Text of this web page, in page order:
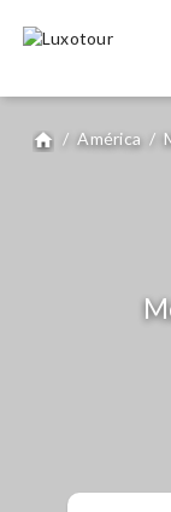
home / América /